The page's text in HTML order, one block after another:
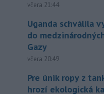
včera 21:44
Uganda schválila
do
Gazy
včera 20:49
Pre únik ropy z
hrozí ekologická